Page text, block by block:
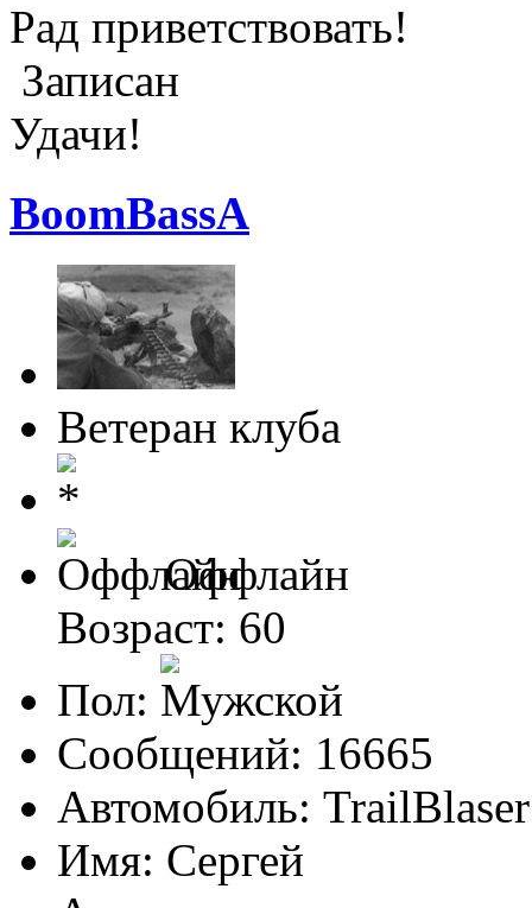
Рад приветствовать!
Записан
Удачи!
BoomBassA
Ветеран клуба
Оффлайн
Возраст: 60
Пол:
Сообщений: 16665
Автомобиль:
Имя: Сергей